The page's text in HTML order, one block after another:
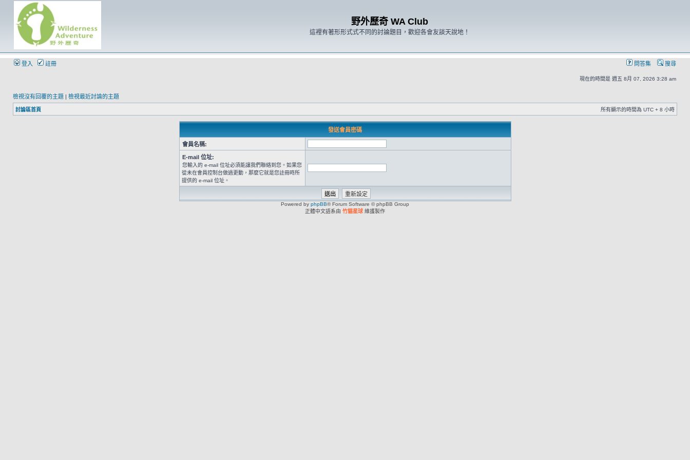
野外歷奇 WA Club
這裡有著形形式式不同的討論題目，歡迎各會友談天說地！
登入 註冊 問答集 搜尋
現在的時間是 週五 8月 07, 2026 3:28 am
檢視沒有回覆的主題 | 檢視最近討論的主題
討論區首頁 所有顯示的時間為 UTC + 8 小時
發送會員密碼
會員名稱:
E-mail 位址:
您輸入的 e-mail 位址必須能讓我們聯絡到您。如果您
從未在會員控制台做過更動，那麼它就是您註冊時所
提供的 e-mail 位址。
Powered by phpBB® Forum Software © phpBB Group
正體中文語系由 竹貓星球 維護製作